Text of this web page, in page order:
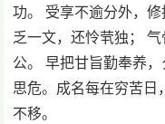
功。 受享不逾分外，
乏一文，还怜茕独；
公。 早把甘旨勤奉养
思危。成名每在穷苦
不移。